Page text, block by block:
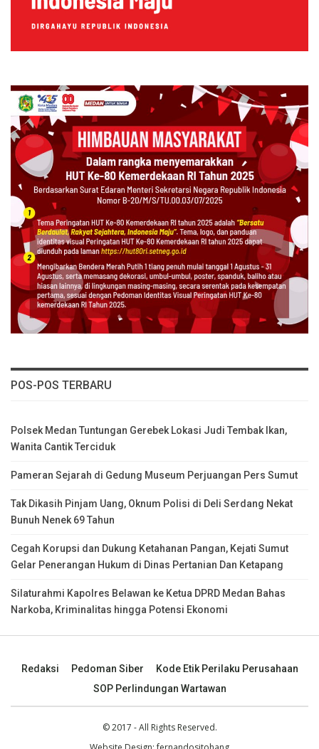
POS-POS TERBARU
Polsek Medan Tuntungan Gerebek Lokasi Judi Tembak Ikan,
Wanita Cantik Terciduk
Pameran Sejarah di Gedung Museum Perjuangan Pers Sumut
Tak Dikasih Pinjam Uang, Oknum Polisi di Deli Serdang Nekat
Bunuh Nenek 69 Tahun
Cegah Korupsi dan Dukung Ketahanan Pangan, Kejati Sumut
Gelar Penerangan Hukum di Dinas Pertanian Dan Ketapang
Silaturahmi Kapolres Belawan ke Ketua DPRD Medan Bahas
Narkoba, Kriminalitas hingga Potensi Ekonomi
Redaksi Pedoman Siber
Kode Etik Perilaku Perusahaan
SOP Perlindungan Wartawan
© 2017 - All Rights Reserved.